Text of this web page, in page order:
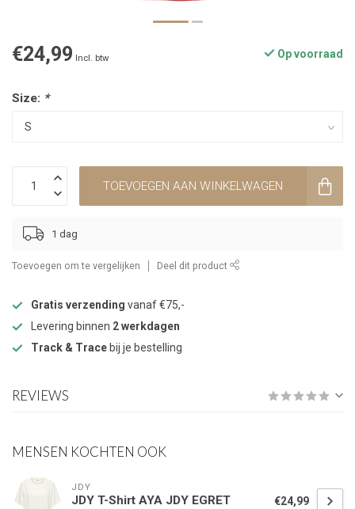
€24,99 Incl. btw Op voorraad
Size: *
TOEVOEGEN AAN WINKELWAGEN
1 dag
Toevoegen om te vergelijken Deel dit product
Gratis verzending vanaf €75,-
Levering binnen 2 werkdagen
Track & Trace bij je bestelling
REVIEWS
MENSEN KOCHTEN OOK
JDY
JDY T-Shirt AYA JDY EGRET €24,99